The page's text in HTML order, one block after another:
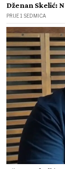
Dženan Skelić:
PRIJE 1 SEDMICA